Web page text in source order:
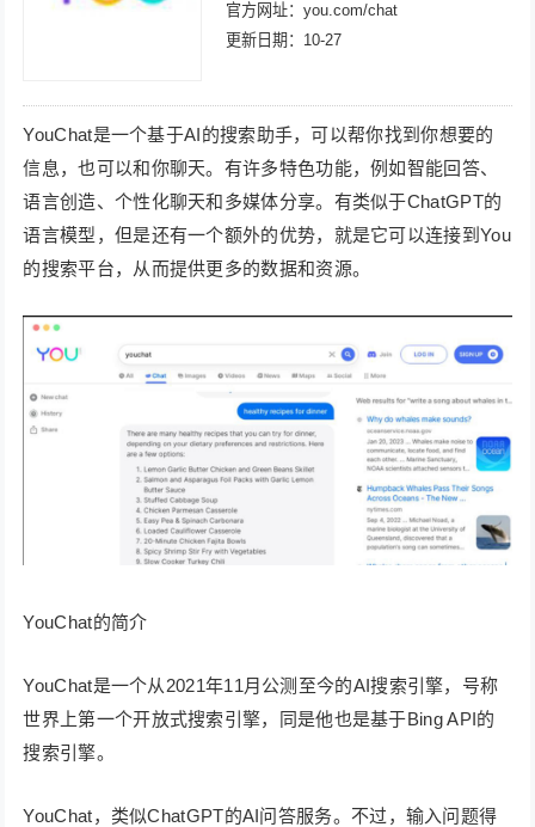
官方网址：you.com/chat
更新日期：10-27
YouChat是一个基于AI的搜索助手，可以帮你找到你想要的
信息，也可以和你聊天。有许多特色功能，例如智能回答、
语言创造、个性化聊天和多媒体分享。有类似于ChatGPT的
语言模型，但是还有一个额外的优势，就是它可以连接到You
的搜索平台，从而提供更多的数据和资源。
YouChat的简介
YouChat是一个从2021年11月公测至今的AI搜索引擎，号称
世界上第一个开放式搜索引擎，同是他也是基于Bing API的
搜索引擎。
YouChat，类似ChatGPT的AI问答服务。不过，输入问题得